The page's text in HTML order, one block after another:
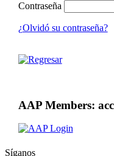
Contraseña
¿Olvidó su contraseña?
AAP Members:
Síganos